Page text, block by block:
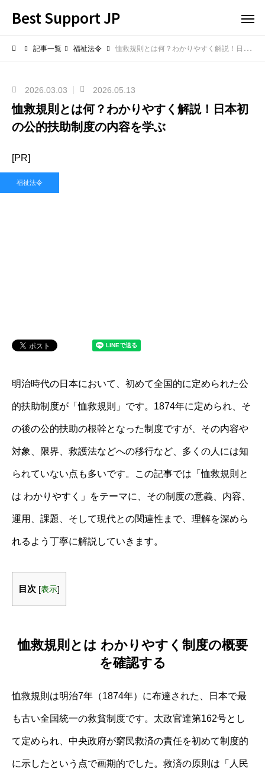
Best Support JP
記事一覧 福祉法令 恤救規則とは何？わかりやすく解説！日本初の公的扶助制度の内容を学ぶ
2026.03.03 2026.05.13
恤救規則とは何？わかりやすく解説！日本初
の公的扶助制度の内容を学ぶ
[PR]
福祉法令
明治時代の日本において、初めて全国的に定められた公
的扶助制度が「恤救規則」です。1874年に定められ、そ
の後の公的扶助の根幹となった制度ですが、その内容や
対象、限界、救護法などへの移行など、多くの人には知
られていない点も多いです。この記事では「恤救規則と
は わかりやすく」をテーマに、その制度の意義、内容、
運用、課題、そして現代との関連性まで、理解を深めら
れるよう丁寧に解説していきます。
目次 [表示]
恤救規則とは わかりやすく制度の概要
を確認する
恤救規則は明治7年（1874年）に布達された、日本で最
も古い全国統一の救貧制度です。太政官達第162号とし
て定められ、中央政府が窮民救済の責任を初めて制度的
に示したという点で画期的でした。救済の原則は「人民